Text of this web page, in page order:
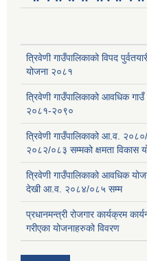
त्रिवेणी गाउँपालिकाको विपद
योजना २०८१
त्रिवेणी गाउँपालिकाको आवधिक गाउँ
२०८१-२०९०
त्रिवेणी गाउँपालिकाको आ.व.
२०८२/०८३ सम्मको क्षमता विकास
त्रिवेणी गाउँपालिकाको आवधिक
देखी आ.व. २०८४/०८५ सम्म
प्रधानमन्त्री रोजगार कार्यक्रम
गरीएका योजनाहरुको विवरण